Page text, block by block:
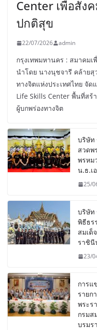
Center เพื่อสัง
ปกติสุข
22/07/2026 admin
กรุงเทพมหานคร : สมาคมเ
นำโดย นางนุชจารี คล้ายสุ
ทางจิตแห่งประเทศไทย จัด
Life Skills Center พื้นที่สร้
ผู้บกพร่องทางจิต
บริษัท
สวดพ
พรหม
น.ธ.เ
25/
บริษัท
พิธีธร
สมเด็
ราชินี
23/
การแ
รายก
พระร
กรมส
บรมร